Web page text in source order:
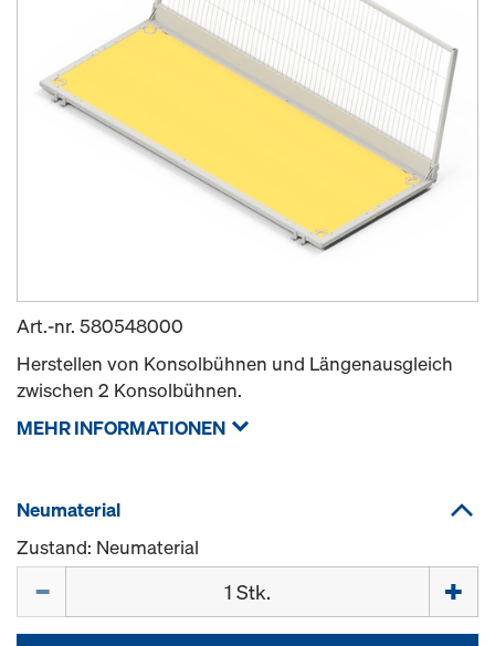
Art.-nr. 580548000
Herstellen von Konsolbühnen und Längenausgleich
zwischen 2 Konsolbühnen.
MEHR INFORMATIONEN
Neumaterial
Zustand: Neumaterial